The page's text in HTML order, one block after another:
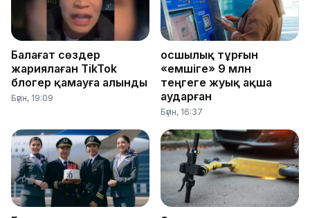
Балағат сөздер
жариялаған TikTok
блогер қамауға алынды
Бүгін, 19:09
Қосшылық тұрғын
«емшіге» 9 млн
теңгеге жуық ақша
аударған
Бүгін, 16:37